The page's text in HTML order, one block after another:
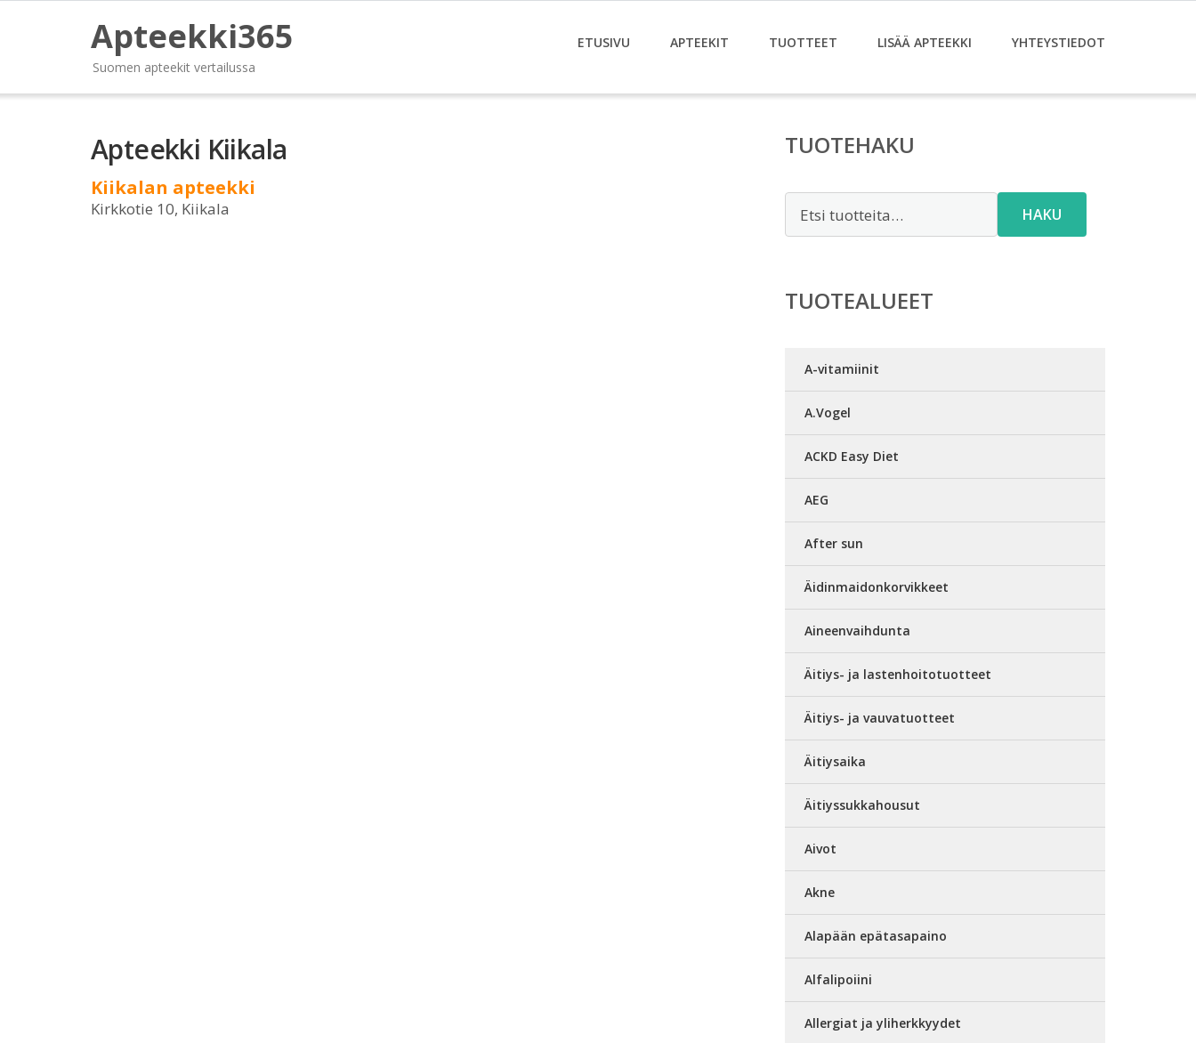
Apteekki365
Suomen apteekit vertailussa
ETUSIVU APTEEKIT TUOTTEET LISÄÄ APTEEKKI YHTEYSTIEDOT
Apteekki Kiikala
Kiikalan apteekki
Kirkkotie 10, Kiikala
TUOTEHAKU
HAKU
TUOTEALUEET
A-vitamiinit
A.Vogel
ACKD Easy Diet
AEG
After sun
Äidinmaidonkorvikkeet
Aineenvaihdunta
Äitiys- ja lastenhoitotuotteet
Äitiys- ja vauvatuotteet
Äitiysaika
Äitiyssukkahousut
Aivot
Akne
Alapään epätasapaino
Alfalipoiini
Allergiat ja yliherkkyydet